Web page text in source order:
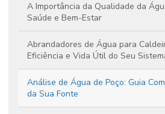
A Importância da Qualidade da
Saúde e Bem-Estar
Abrandadores de Água para
Eficiência e Vida Útil do Seu
Análise de Água de Poço: Guia
da Sua Fonte